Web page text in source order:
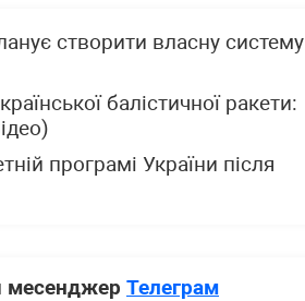
створити власну систему
балістичної ракети:
програмі України після
месенджер Телеграм